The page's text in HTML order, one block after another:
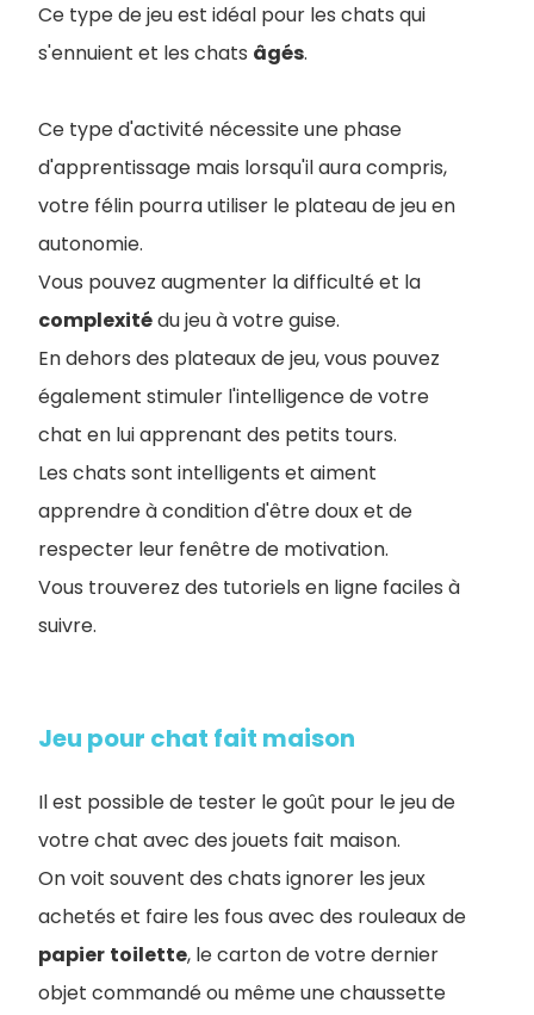
Ce type de jeu est idéal pour les chats qui
s'ennuient et les chats âgés.
Ce type d'activité nécessite une phase
d'apprentissage mais lorsqu'il aura compris,
votre félin pourra utiliser le plateau de jeu en
autonomie.
Vous pouvez augmenter la difficulté et la
complexitédu jeu à votre guise.
En dehors des plateaux de jeu, vous pouvez
également stimuler l'intelligence de votre
chat en lui apprenant des petits tours.
Les chats sont intelligents et aiment
apprendre à condition d'être doux et de
respecter leur fenêtre de motivation.
Vous trouverez des tutoriels en ligne faciles à
suivre.
Jeu pour chat fait maison
Il est possible de tester le goût pour le jeu de
votre chat avec des jouets fait maison.
On voit souvent des chats ignorer les jeux
achetés et faire les fous avec des rouleaux de
papier toilette, le carton de votre dernier
objet commandé ou même une chaussette